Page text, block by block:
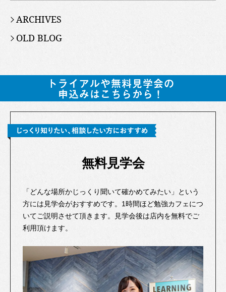
ARCHIVES
OLD BLOG
無料見学会
「どんな場所かじっくり聞いて確かめてみたい」という
方には見学会がおすすめです。1時間ほど勉強カフェにつ
いてご説明させて頂きます。見学会後は店内を無料でご
利用頂けます。